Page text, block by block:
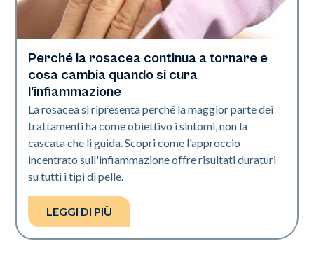
Salute della pelle
Perché la rosacea continua a tornare e
cosa cambia quando si cura
l'infiammazione
La rosacea si ripresenta perché la maggior parte dei
trattamenti ha come obiettivo i sintomi, non la
cascata che li guida. Scopri come l'approccio
incentrato sull'infiammazione offre risultati duraturi
su tutti i tipi di pelle.
LEGGI DI PIÙ